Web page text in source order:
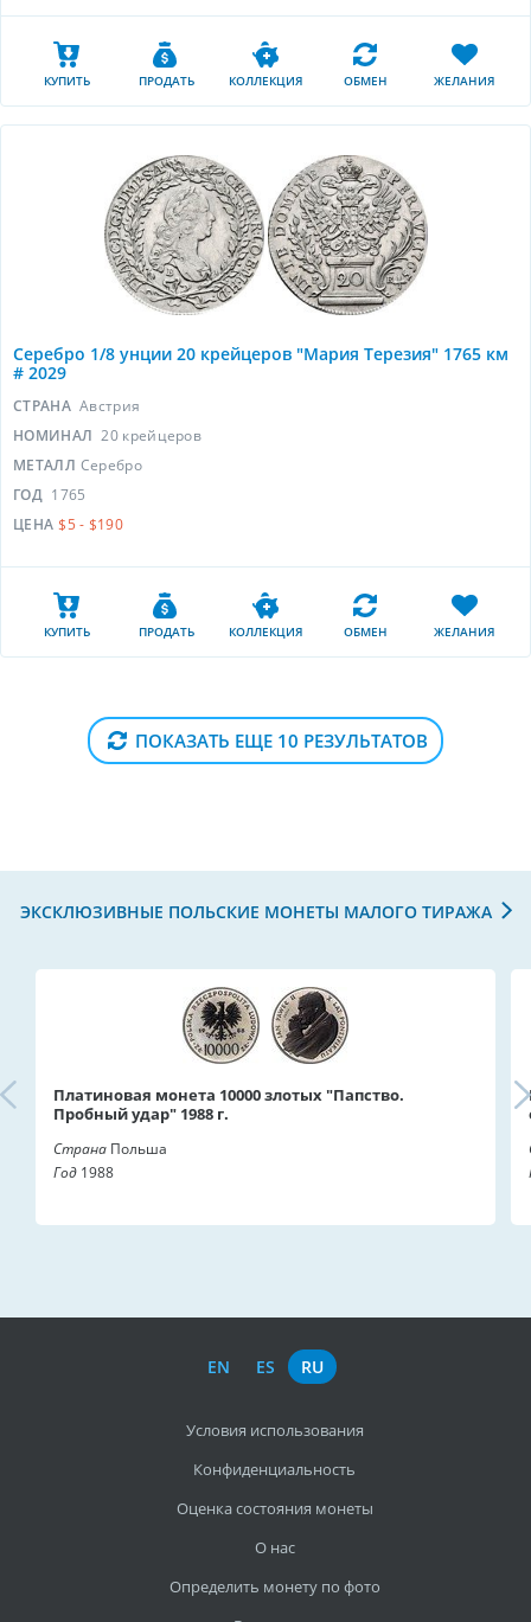
КУПИТЬ ПРОДАТЬ КОЛЛЕКЦИЯ ОБМЕН ЖЕЛАНИЯ
Серебро 1/8 унции 20 крейцеров "Мария Терезия" 1765 км
# 2029
СТРАНА Австрия
НОМИНАЛ 20 крейцеров
МЕТАЛЛ Серебро
ГОД 1765
ЦЕНА $5 - $190
КУПИТЬ ПРОДАТЬ КОЛЛЕКЦИЯ ОБМЕН ЖЕЛАНИЯ
ПОКАЗАТЬ ЕЩЕ 10 РЕЗУЛЬТАТОВ
ЭКСКЛЮЗИВНЫЕ ПОЛЬСКИЕ МОНЕТЫ МАЛОГО ТИРАЖА
Платиновая монета 10000 злотых "Папство.
Пробный удар" 1988 г.
Страна Польша
Год 1988
EN ES RU
Условия использования
Конфиденциальность
Оценка состояния монеты
О нас
Определить монету по фото